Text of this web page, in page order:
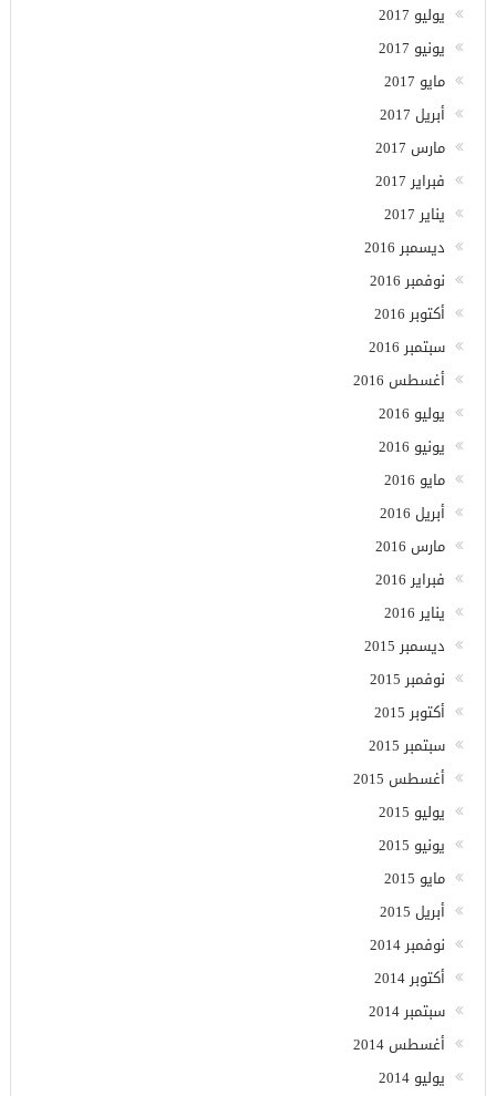
يوليو 2017
يونيو 2017
مايو 2017
أبريل 2017
مارس 2017
فبراير 2017
يناير 2017
ديسمبر 2016
نوفمبر 2016
أكتوبر 2016
سبتمبر 2016
أغسطس 2016
يوليو 2016
يونيو 2016
مايو 2016
أبريل 2016
مارس 2016
فبراير 2016
يناير 2016
ديسمبر 2015
نوفمبر 2015
أكتوبر 2015
سبتمبر 2015
أغسطس 2015
يوليو 2015
يونيو 2015
مايو 2015
أبريل 2015
نوفمبر 2014
أكتوبر 2014
سبتمبر 2014
أغسطس 2014
يوليو 2014